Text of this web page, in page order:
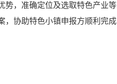
势，准确定位及选取特色产业等
，协助特色小镇申报方顺利完成